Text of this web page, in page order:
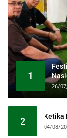
1
26/
2 Ketika
04/08/